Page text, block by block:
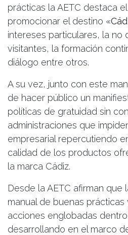
prácticas la AETC destaca
promocionar el destino «
intereses particulares, la no
visitantes, la formación
diálogo entre otros.
A su vez, junto con este
de hacer público un
políticas de gratuidad sin
administraciones que
empresarial repercutiendo
calidad de los productos
la marca Cádiz.
Desde la AETC afirman
manual de buenas
acciones englobadas
desarrollando en el marco